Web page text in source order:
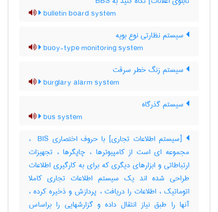
bulletin board system
سیستم نظارتی نوع بویه
buoy-type monitoring system
سیستم زنگ خطر سرقت
burglary alarm system
سیستم گذرگاه
bus system
[سیستم اطلاعات تجاری] با حروف اختصاری ‎ BIS ،
مجموعه ای است از کامپیوترها ، چاپگرها ، تجهیزات
ارتباطاتی و ابزارهای دیگری که برای به کارگیری اطلاعات
طراحی شده اند یک سیستم اطلاعات تجاری کاملا
اتوماتیک ، اطلاعات را دریافت ، پردازش و ذخیره کرده ،
آنها را طبق نیاز انتقال داده و گزارشهایی را براساس